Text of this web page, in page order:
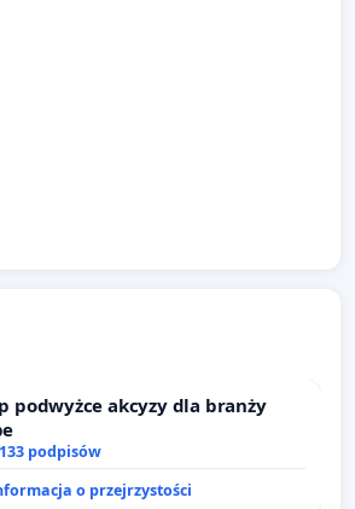
podwyżce akcyzy dla branży
podpisów
o przejrzystości